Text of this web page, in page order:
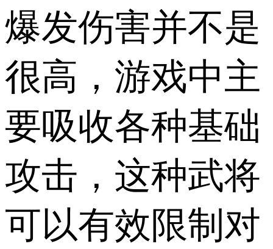
爆发伤害并不是
很高，游戏中主
要吸收各种基础
攻击，这种武将
可以有效限制对